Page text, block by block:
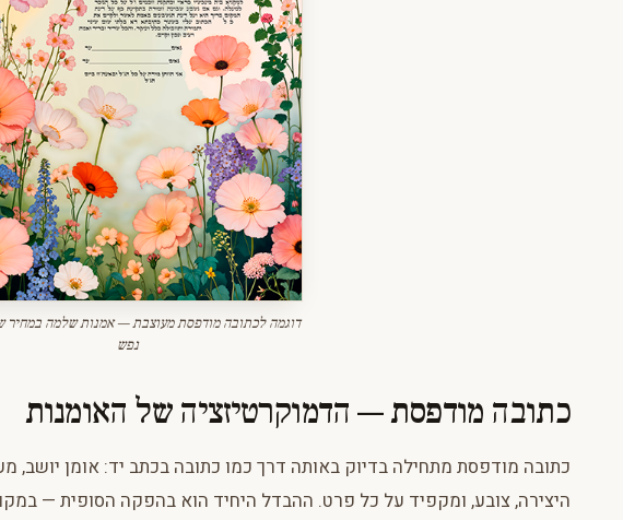
דוגמה לכתובה מודפסת מעוצבת — אמנות שלמה במחיר
נפש
כתובה מודפסת — הדמוקרטיזציה של האומנות
כתובה מודפסת מתחילה בדיוק באותה דרך כמו כתובה בכתב יד: אומן יושב,
היצירה, צובע, ומקפיד על כל פרט. ההבדל היחיד הוא בהפקה הסופית —